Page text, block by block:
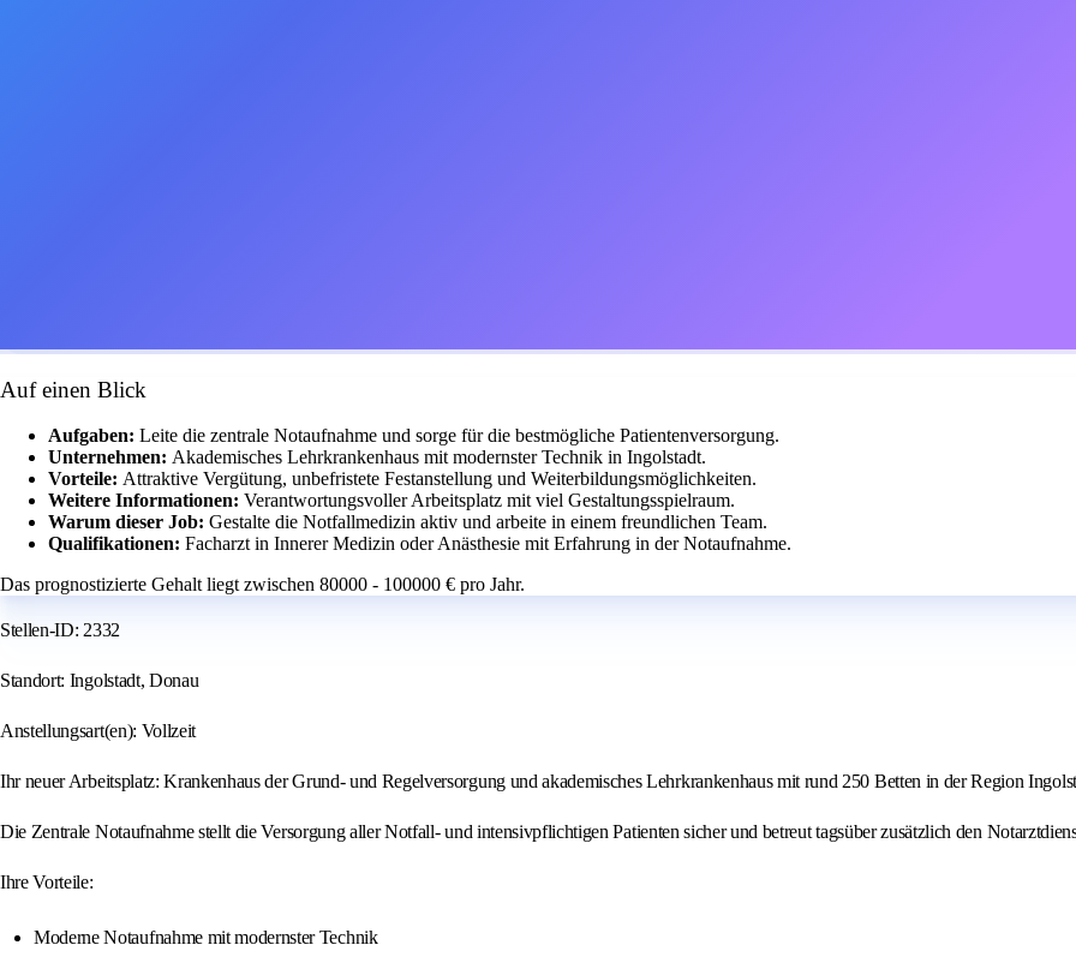
Auf einen Blick
Aufgaben: Leite die zentrale Notaufnahme und sorge für die bestmögliche Patientenversorgung.
Unternehmen: Akademisches Lehrkrankenhaus mit modernster Technik in Ingolstadt.
Vorteile: Attraktive Vergütung, unbefristete Festanstellung und Weiterbildungsmöglichkeiten.
Weitere Informationen: Verantwortungsvoller Arbeitsplatz mit viel Gestaltungsspielraum.
Warum dieser Job: Gestalte die Notfallmedizin aktiv und arbeite in einem freundlichen Team.
Qualifikationen: Facharzt in Innerer Medizin oder Anästhesie mit Erfahrung in der Notaufnahme.
Das prognostizierte Gehalt liegt zwischen 80000 - 100000 € pro Jahr.
Stellen-ID: 2332
Standort: Ingolstadt, Donau
Anstellungsart(en): Vollzeit
Ihr neuer Arbeitsplatz: Krankenhaus der Grund- und Regelversorgung und akademisches Lehrkrankenhaus mit rund 250 Betten in der Region
Die Zentrale Notaufnahme stellt die Versorgung aller Notfall- und intensivpflichtigen Patienten sicher und betreut tagsüber zusätzlich den
Ihre Vorteile:
Moderne Notaufnahme mit modernster Technik